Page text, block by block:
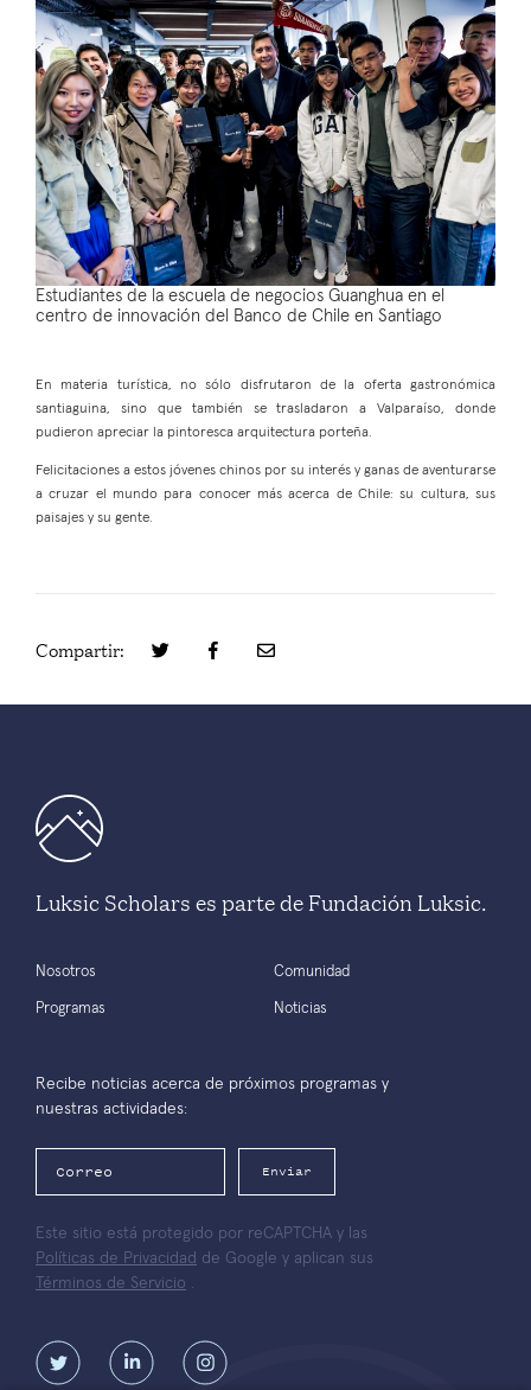
Estudiantes de la escuela de negocios Guanghua en el
centro de innovación del Banco de Chile en Santiago
En materia turística, no sólo disfrutaron de la oferta gastronómica
santiaguina, sino que también se trasladaron a Valparaíso, donde
pudieron apreciar la pintoresca arquitectura porteña.
Felicitaciones a estos jóvenes chinos por su interés y ganas de aventurarse
a cruzar el mundo para conocer más acerca de Chile: su cultura, sus
paisajes y su gente.
Compartir:
Luksic Scholars es parte de Fundación Luksic.
Nosotros
Programas
Comunidad
Noticias
Recibe noticias acerca de próximos programas y
nuestras actividades:
Enviar
Este sitio está protegido por reCAPTCHA y las
Políticas de Privacidad de Google y aplican sus
Términos de Servicio .